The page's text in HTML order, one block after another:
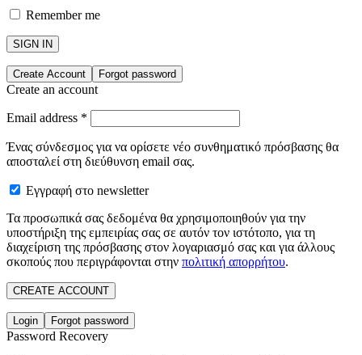
Remember me
SIGN IN
Create Account Forgot password
Create an account
Email address *
Ένας σύνδεσμος για να ορίσετε νέο συνθηματικό πρόσβασης θα
αποσταλεί στη διεύθυνση email σας.
Εγγραφή στο newsletter
Τα προσωπικά σας δεδομένα θα χρησιμοποιηθούν για την
υποστήριξη της εμπειρίας σας σε αυτόν τον ιστότοπο, για τη
διαχείριση της πρόσβασης στον λογαριασμό σας και για άλλους
σκοπούς που περιγράφονται στην πολιτική απορρήτου.
CREATE ACCOUNT
Login Forgot password
Password Recovery